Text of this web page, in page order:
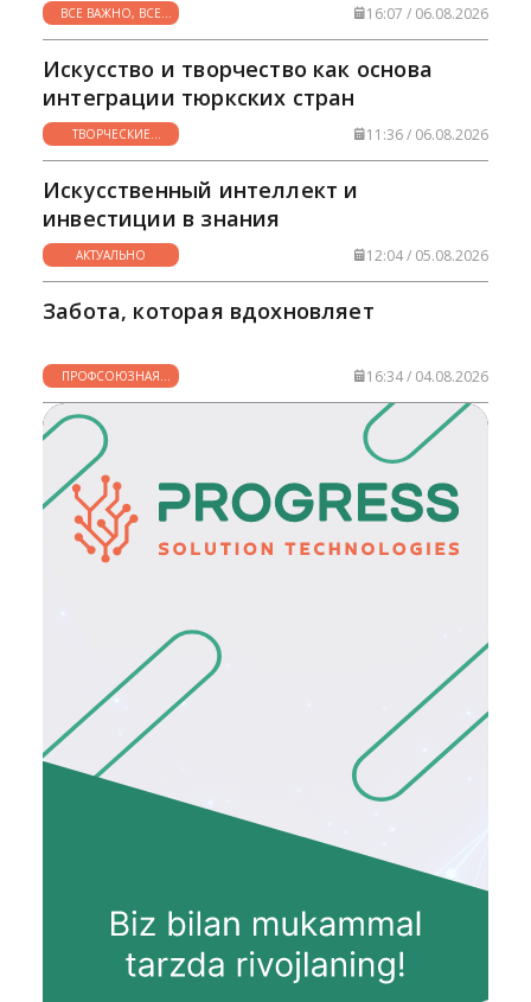
ВСЕ ВАЖНО, ВСЕ
НУЖНО
16:07 / 06.08.2026
Искусство и творчество как основа
интеграции тюркских стран
ТВОРЧЕСКИЕ
ГОРИЗОНТЫ
11:36 / 06.08.2026
Искусственный интеллект и
инвестиции в знания
АКТУАЛЬНО 12:04 / 05.08.2026
Забота, которая вдохновляет
ПРОФСОЮЗНАЯ
ЖИЗНЬ
16:34 / 04.08.2026